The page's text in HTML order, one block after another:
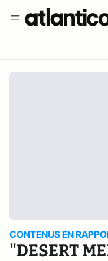
CONTENUS EN
"DESERT